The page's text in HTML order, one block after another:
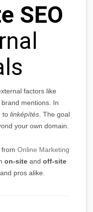
SEO
factors like
mentions. In
to linképítés. The goal
your own domain.
Online Marketing
on-site and off-site
pros alike.